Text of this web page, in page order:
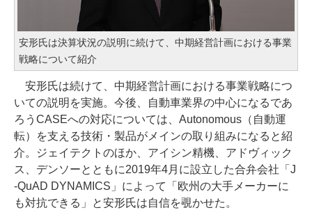
安形氏は決算状況の説明に続けて、中期経営計画における事業
戦略について紹介
安形氏は続けて、中期経営計画における事業戦略につ
いての説明を実施。今後、自動車業界の中心になるであ
ろうCASEへの対応については、Autonomous（自動運
転）を支える技術・製品がメインの取り組みになると紹
介。ジェイテクトのほか、アイシン精機、アドヴィック
ス、デンソーとともに2019年4月に設立した合弁会社「J
-QuAD DYNAMICS」によって「欧州の大手メーカーに
も対抗できる」と安形氏は自信を覗かせた。